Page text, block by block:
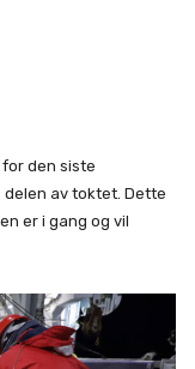
den siste
av toktet. Dette
er i gang og vil